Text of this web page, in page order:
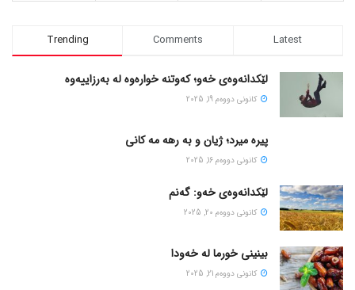
Trending Comments Latest
لێکدانەوەی خەو؛ کەوتنە خوارەوە لە بەرزاییەوە
كانونی دووه‌م 19, 2025
پیره میرد؛ ژیان و به رهه مه کانی
كانونی دووه‌م 16, 2025
لێکدانەوەی خەو: گەنم
كانونی دووه‌م 20, 2025
بینینی خورما لە خەودا
كانونی دووه‌م 21, 2025